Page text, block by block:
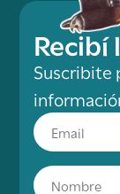
Recibí
Suscribite